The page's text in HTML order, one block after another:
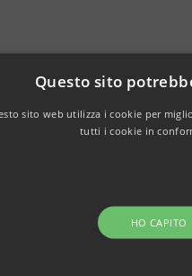
Questo sito
sito web utilizza i cookie per
tutti i cookie in
HO CAPITO